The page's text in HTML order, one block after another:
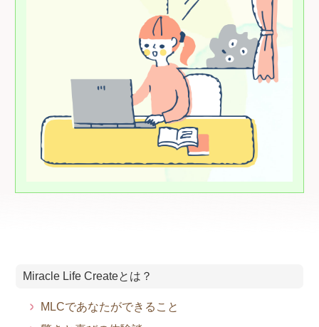
Miracle Life Createとは？
MLCであなたができること